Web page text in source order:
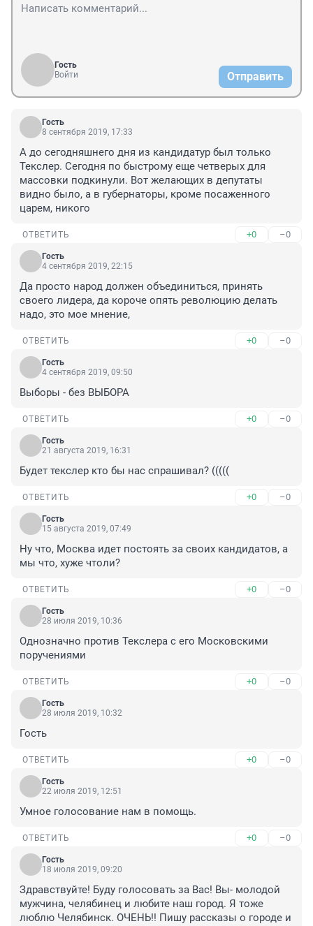
Гость
Войти
Отправить
Гость
8 сентября 2019, 17:33
А до сегодняшнего дня из кандидатур был только
Текслер. Сегодня по быстрому еще четверых для
массовки подкинули. Вот желающих в депутаты
видно было, а в губернаторы, кроме посаженного
царем, никого
ОТВЕТИТЬ +0 –0
Гость
4 сентября 2019, 22:15
Да просто народ должен объединиться, принять
своего лидера, да короче опять революцию делать
надо, это мое мнение,
ОТВЕТИТЬ +0 –0
Гость
4 сентября 2019, 09:50
Выборы - без ВЫБОРА
ОТВЕТИТЬ +0 –0
Гость
21 августа 2019, 16:31
Будет текслер кто бы нас спрашивал? (((((
ОТВЕТИТЬ +0 –0
Гость
15 августа 2019, 07:49
Ну что, Москва идет постоять за своих кандидатов, а
мы что, хуже чтоли?
ОТВЕТИТЬ +0 –0
Гость
28 июля 2019, 10:36
Однозначно против Текслера с его Московскими
поручениями
ОТВЕТИТЬ +0 –0
Гость
28 июля 2019, 10:32
Гость
ОТВЕТИТЬ +0 –0
Гость
22 июля 2019, 12:51
Умное голосование нам в помощь.
ОТВЕТИТЬ +0 –0
Гость
18 июля 2019, 09:20
Здравствуйте! Буду голосовать за Вас! Вы- молодой
мужчина, челябинец и любите наш город. Я тоже
люблю Челябинск. ОЧЕНЬ!! Пишу рассказы о городе и